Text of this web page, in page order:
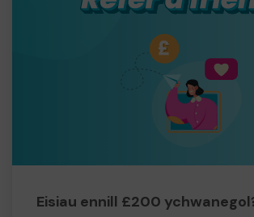
Eisiau ennill £200